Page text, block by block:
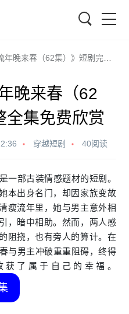
来春（62集）》短剧完整全集免费欣赏
晚来春（62
全集免费欣赏
穿越短剧 40阅读
是一部古装情感题材的短剧。
本出身名门，却因家族变故
瘦流年里，她与男主意外相
，暗中相助。然而，两人感
阻挠，也有旁人的算计。在
与男主冲破重重阻碍，终得
了属于自己的幸福。